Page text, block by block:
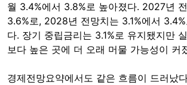
월 3.4%에서 3.8%로 높아졌다. 2027년
3.6%로, 2028년 전망치는 3.1%에서
다. 장기 중립금리는 3.1%로 유지됐지만
보다 높은 곳에 더 오래 머물 가능성이 커
경제전망요약에서도 같은 흐름이 드러났